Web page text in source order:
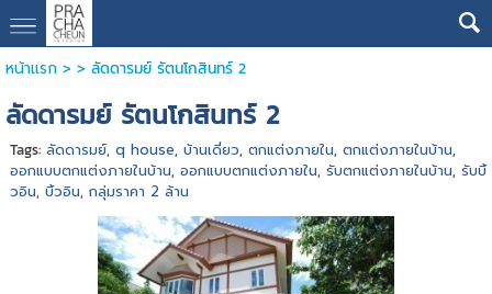
หน้าแรก> > ลัดดารมย์ รัตนโกสินทร์ 2
ลัดดารมย์ รัตนโกสินทร์ 2
Tags: ลัดดารมย์, q house, บ้านเดี่ยว, ตกแต่งภายใน, ตกแต่งภายในบ้าน,
ออกแบบตกแต่งภายในบ้าน, ออกแบบตกแต่งภายใน, รับตกแต่งภายในบ้าน, รับบิ้
วอิน, บิ้วอิน, กลุ่มราคา 2 ล้าน